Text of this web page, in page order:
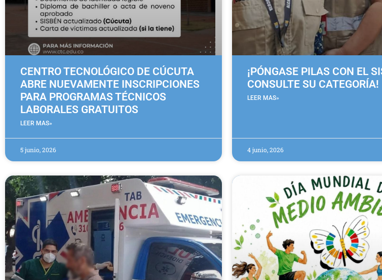
CENTRO TECNOLÓGICO DE CÚCUTA
ABRE NUEVAMENTE INSCRIPCIONES
PARA PROGRAMAS TÉCNICOS
LABORALES GRATUITOS
LEER MAS»
5 junio, 2026
¡PÓNGASE PILAS CON EL
CONSULTE SU CATEGORÍA!
LEER MAS»
4 junio, 2026